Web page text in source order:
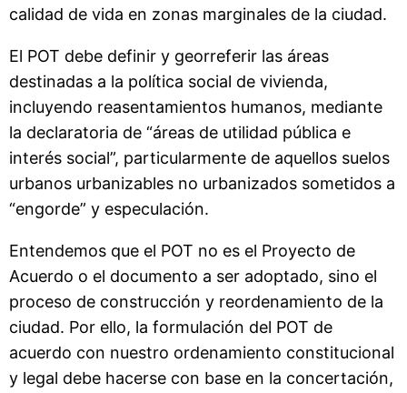
calidad de vida en zonas marginales de la ciudad.
El POT debe definir y georreferir las áreas
destinadas a la política social de vivienda,
incluyendo reasentamientos humanos, mediante
la declaratoria de “áreas de utilidad pública e
interés social”, particularmente de aquellos suelos
urbanos urbanizables no urbanizados sometidos a
“engorde” y especulación.
Entendemos que el POT no es el Proyecto de
Acuerdo o el documento a ser adoptado, sino el
proceso de construcción y reordenamiento de la
ciudad. Por ello, la formulación del POT de
acuerdo con nuestro ordenamiento constitucional
y legal debe hacerse con base en la concertación,